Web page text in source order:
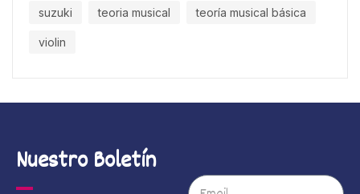
suzuki teoria musical teoría musical básica
violin
Nuestro Boletín